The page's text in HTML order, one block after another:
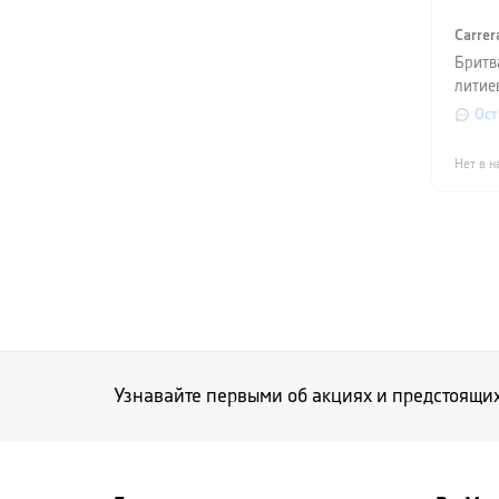
серый
Нет в
Узнавайте первыми об акциях и